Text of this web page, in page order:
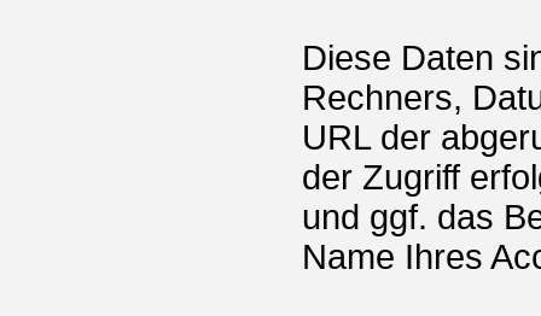
Diese Daten
Rechners,
URL der
der Zugriff
und ggf. das
Name Ihres